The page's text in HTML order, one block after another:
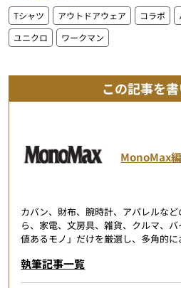
Tシャツ アウトドアウェア コラボ
ユニクロ
ワークマン
この記事を
MonoMax
カバン、財布、腕時計、アパレルな
ら、家電、文房具、雑貨、クルマ、
値あるモノ」だけを厳選し、多角的に
執筆記事一覧